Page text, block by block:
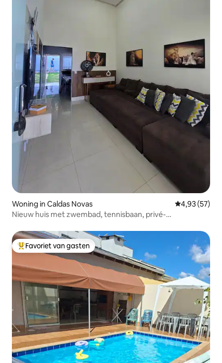
Woning in Caldas Novas Gemiddelde
4,93 (57)
Nieuw huis met zwembad, tennisbaan, privé-
Topfavoriet van gasten
Favoriet van gasten